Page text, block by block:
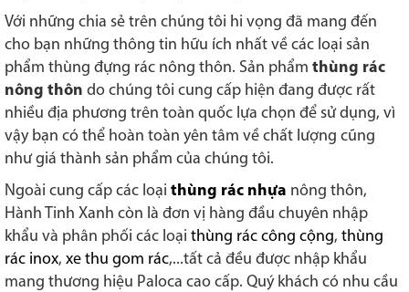
Với những chia sẻ trên chúng tôi hi vọng đã mang đến
cho bạn những thông tin hữu ích nhất về các loại sản
phẩm thùng đựng rác nông thôn. Sản phẩm thùng rác
nông thôn do chúng tôi cung cấp hiện đang được rất
nhiều địa phương trên toàn quốc lựa chọn để sử dụng, vì
vậy bạn có thể hoàn toàn yên tâm về chất lượng cũng
như giá thành sản phẩm của chúng tôi.
Ngoài cung cấp các loại thùng rác nhựa nông thôn,
Hành Tinh Xanh còn là đơn vị hàng đầu chuyên nhập
khẩu và phân phối các loại thùng rác công cộng, thùng
rác inox, xe thu gom rác,...tất cả đều được nhập khẩu
mang thương hiệu Paloca cao cấp. Quý khách có nhu cầu